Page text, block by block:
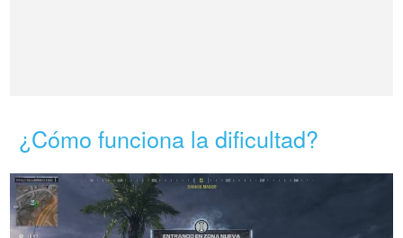
¿Cómo funciona la dificultad?